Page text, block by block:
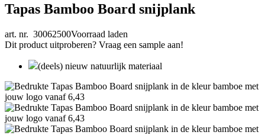
Tapas Bamboo Board snijplank
art. nr. 30062500Voorraad laden
Dit product uitproberen? Vraag een sample aan!
(deels) nieuw natuurlijk materiaal